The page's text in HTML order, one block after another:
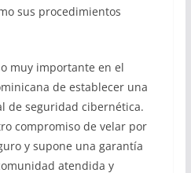
sus procedimientos
muy importante en el
de establecer una
de seguridad cibernética.
compromiso de velar por
y supone una garantía
atendida y